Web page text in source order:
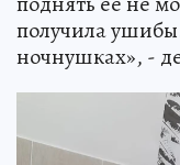
получила
ночнушках», -